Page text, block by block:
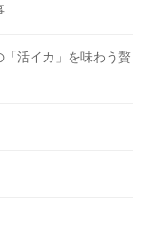
「活イカ」を味わう贅